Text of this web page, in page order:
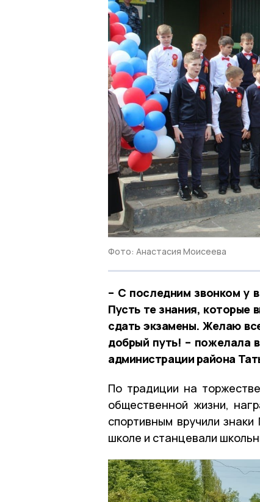
Фото: Анастасия Моисеева
– С последним звонком у
Пусть те знания, которые
сдать экзамены. Желаю
добрый путь! – пожелала
администрации района
По традиции на
общественной жизни,
спортивным вручили
школе и станцевали